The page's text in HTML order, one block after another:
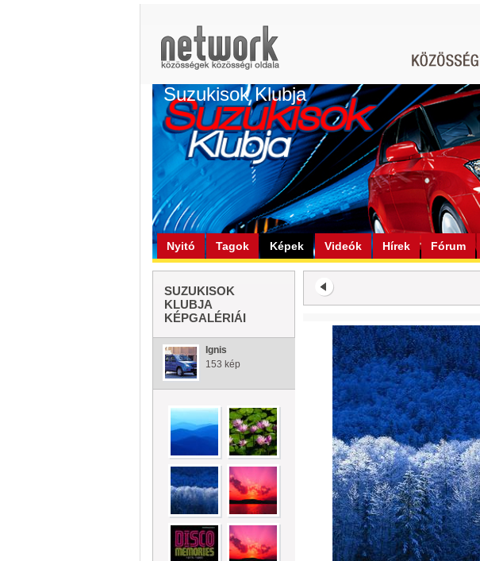
Suzukisok Klubja
Nyitó Tagok Képek Videók Hírek Fórum
SUZUKISOK
KLUBJA
KÉPGALÉRIÁI
Ignis
153 kép